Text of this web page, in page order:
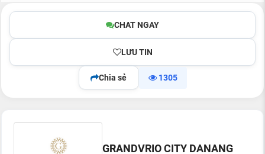
CHAT NGAY
LƯU TIN
Chia sẻ 1305
GRANDVRIO CITY DANANG